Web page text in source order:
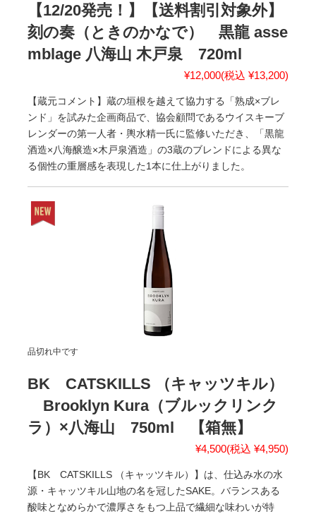
【12/20発売！】【送料割引対象外】
刻の奏（ときのかなで） 黒龍 asse
mblage 八海山 木戸泉 720ml
¥12,000(税込 ¥13,200)
【蔵元コメント】蔵の垣根を越えて協力する「熟成×ブレ
ンド」を試みた企画商品で、協会顧問であるウイスキーブ
レンダーの第一人者・輿水精一氏に監修いただき、「黒龍
酒造×八海醸造×木戸泉酒造」の3蔵のブレンドによる異な
る個性の重層感を表現した1本に仕上がりました。
品切れ中です
BK CATSKILLS （キャッツキル）
Brooklyn Kura（ブルックリンク
ラ）×八海山 750ml 【箱無】
¥4,500(税込 ¥4,950)
【BK CATSKILLS （キャッツキル）】は、仕込み水の水
源・キャッツキル山地の名を冠したSAKE。バランスある
酸味となめらかで濃厚さをもつ上品で繊細な味わいが特